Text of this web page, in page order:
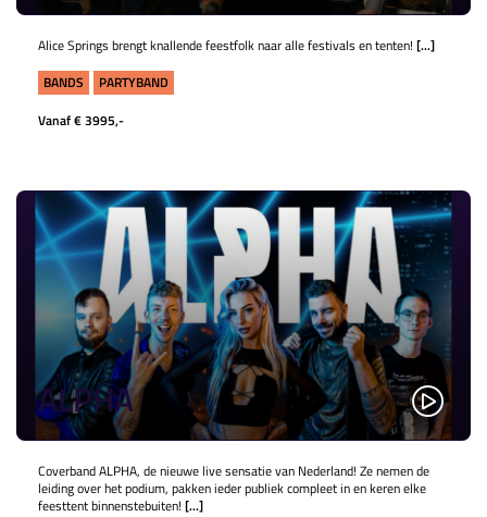
Alice Springs brengt knallende feestfolk naar alle festivals en tenten! [...]
BANDS
PARTYBAND
Vanaf € 3995,-
ALPHA
​​​​​​Coverband ALPHA, de nieuwe live sensatie van Nederland! Ze nemen de
leiding over het podium, pakken ieder publiek compleet in en keren elke
feesttent binnenstebuiten! [...]